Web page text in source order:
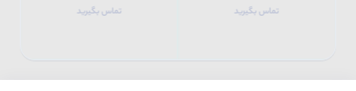
تماس بگیرید
تماس بگیرید